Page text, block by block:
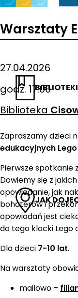
BIBLIOTEKI
JAK
Warsztaty
27.04.2026
godz. 17:00
Biblioteka
Zapraszamy dzieci
edukacyjnych Lego
Pierwsze spotkanie
Dowiemy się z
opowiadanie, jak
bohaterów i
opowiadań jest
do tego klocki Lego
Dla dzieci 7-10 lat.
Na warsztaty
mailowo –